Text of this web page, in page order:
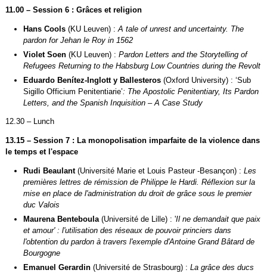
11.00 – Session 6 : Grâces et religion
Hans Cools (KU Leuven) : A tale of unrest and uncertainty. The
pardon for Jehan le Roy in 1562
Violet Soen (KU Leuven) : Pardon Letters and the Storytelling of
Refugees Returning to the Habsburg Low Countries during the Revolt
Eduardo Benítez-Inglott y Ballesteros (Oxford University) : ‘Sub
Sigillo Officium Penitentiarie’: The Apostolic Penitentiary, Its Pardon
Letters, and the Spanish Inquisition – A Case Study
12.30 – Lunch
13.15 – Session 7 : La monopolisation imparfaite de la violence dans
le temps et l'espace
Rudi Beaulant (Université Marie et Louis Pasteur -Besançon) : Les
premières lettres de rémission de Philippe le Hardi. Réflexion sur la
mise en place de l'administration du droit de grâce sous le premier
duc Valois
Maurena Benteboula (Université de Lille) : 'Il ne demandait que paix
et amour' : l'utilisation des réseaux de pouvoir princiers dans
l'obtention du pardon à travers l'exemple d'Antoine Grand Bâtard de
Bourgogne
Emanuel Gerardin (Université de Strasbourg) : La grâce des ducs